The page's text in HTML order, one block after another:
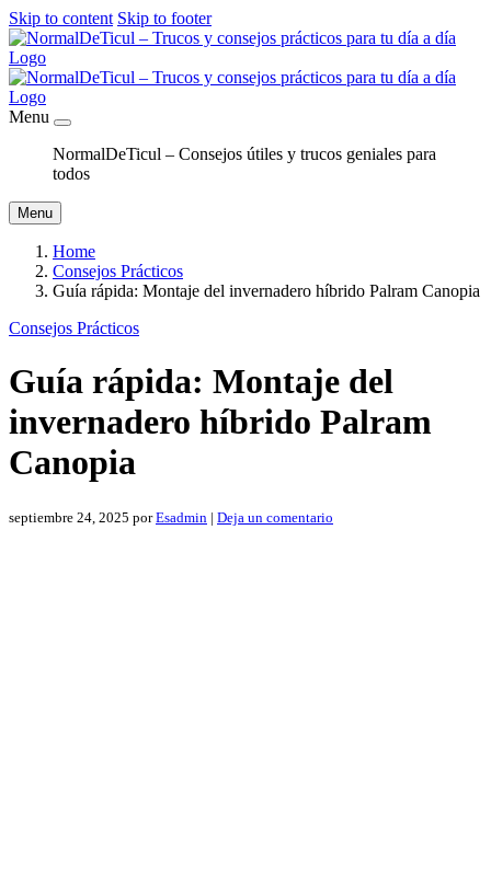
Skip to content Skip to footer
Menu
NormalDeTicul – Consejos útiles y trucos geniales para
todos
Menu
Home
Consejos Prácticos
Guía rápida: Montaje del invernadero híbrido Palram Canopia
Consejos Prácticos
Guía rápida: Montaje del
invernadero híbrido Palram
Canopia
septiembre 24, 2025 porEsadmin | Deja un comentario